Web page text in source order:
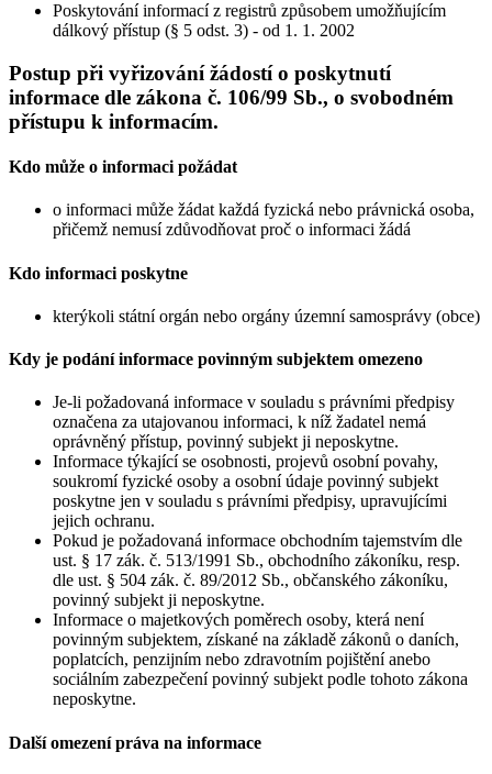
Poskytování informací z registrů způsobem umožňujícím
dálkový přístup (§ 5 odst. 3) - od 1. 1. 2002
Postup při vyřizování žádostí o poskytnutí
informace dle zákona č. 106/99 Sb., o svobodném
přístupu k informacím.
Kdo může o informaci požádat
o informaci může žádat každá fyzická nebo právnická osoba,
přičemž nemusí zdůvodňovat proč o informaci žádá
Kdo informaci poskytne
kterýkoli státní orgán nebo orgány územní samosprávy (obce)
Kdy je podání informace povinným subjektem omezeno
Je-li požadovaná informace v souladu s právními předpisy
označena za utajovanou informaci, k níž žadatel nemá
oprávněný přístup, povinný subjekt ji neposkytne.
Informace týkající se osobnosti, projevů osobní povahy,
soukromí fyzické osoby a osobní údaje povinný subjekt
poskytne jen v souladu s právními předpisy, upravujícími
jejich ochranu.
Pokud je požadovaná informace obchodním tajemstvím dle
ust. § 17 zák. č. 513/1991 Sb., obchodního zákoníku, resp.
dle ust. § 504 zák. č. 89/2012 Sb., občanského zákoníku,
povinný subjekt ji neposkytne.
Informace o majetkových poměrech osoby, která není
povinným subjektem, získané na základě zákonů o daních,
poplatcích, penzijním nebo zdravotním pojištění anebo
sociálním zabezpečení povinný subjekt podle tohoto zákona
neposkytne.
Další omezení práva na informace